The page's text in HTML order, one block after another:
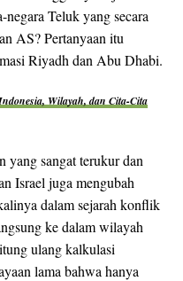
negara Teluk yang secara
AS? Pertanyaan itu
Riyadh dan Abu Dhabi.
Wilayah, dan Cita-Cita
yang sangat terukur dan
Israel juga mengubah
dalam sejarah konflik
ke dalam wilayah
ulang kalkulasi
lama bahwa hanya